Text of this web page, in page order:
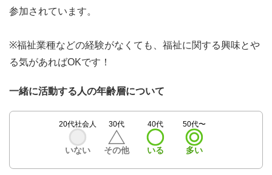
参加されています。
※福祉業種などの経験がなくても、福祉に関する興味とや
る気があればOKです！
一緒に活動する人の年齢層について
20代社会人
いない
30代
その他
40代
いる
50代〜
多い